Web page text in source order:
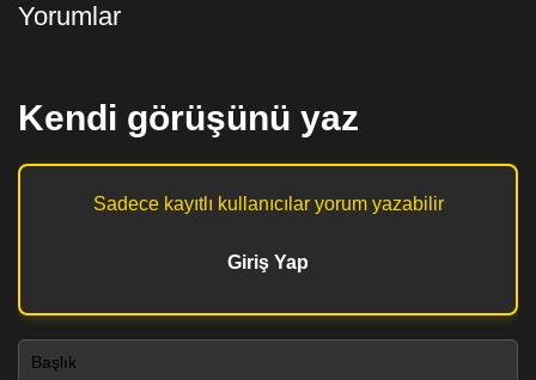
Yorumlar
Kendi görüşünü yaz
Sadece kayıtlı kullanıcılar yorum yazabilir
Giriş Yap